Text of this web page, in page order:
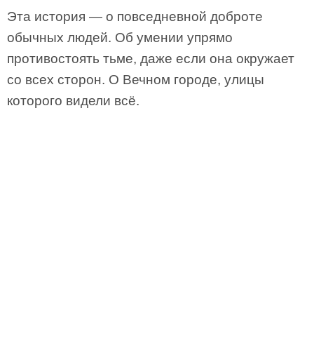
Эта история — о повседневной доброте
обычных людей. Об умении упрямо
противостоять тьме, даже если она окружает
со всех сторон. О Вечном городе, улицы
которого видели всё.